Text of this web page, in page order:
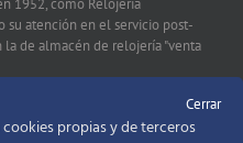
su atención en el servicio post-
de almacén de relojería "venta
Cerrar
propias y de terceros